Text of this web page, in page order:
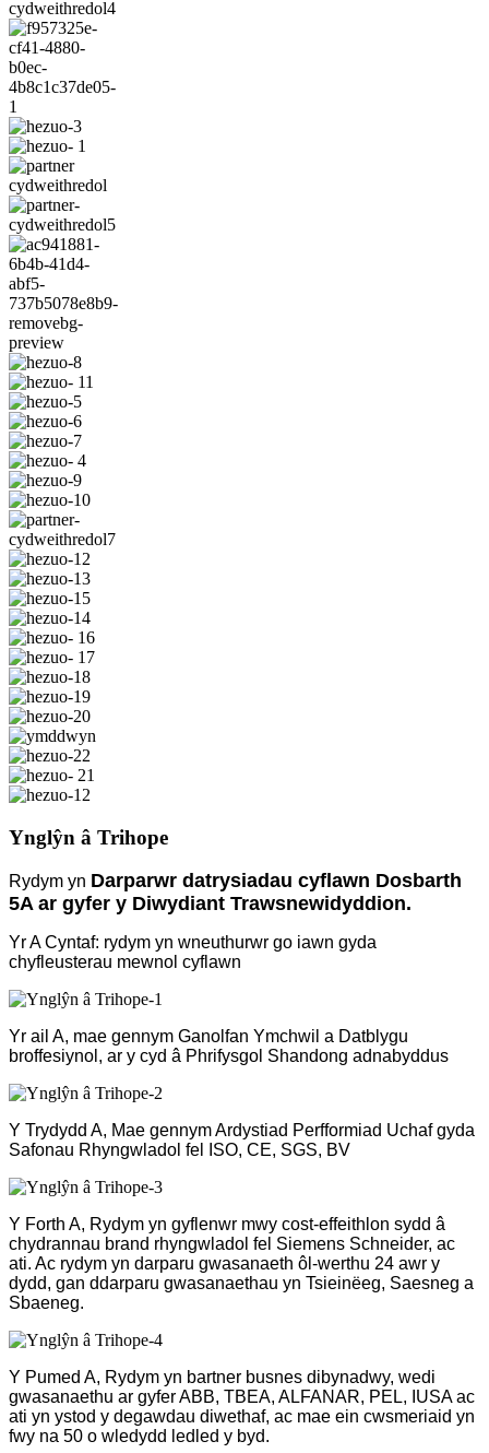
Ynglŷn â Trihope
Rydym yn Darparwr datrysiadau cyflawn Dosbarth
5A ar gyfer y Diwydiant Trawsnewidyddion.
Yr A Cyntaf: rydym yn wneuthurwr go iawn gyda
chyfleusterau mewnol cyflawn
Yr ail A, mae gennym Ganolfan Ymchwil a Datblygu
broffesiynol, ar y cyd â Phrifysgol Shandong adnabyddus
Y Trydydd A, Mae gennym Ardystiad Perfformiad Uchaf gyda
Safonau Rhyngwladol fel ISO, CE, SGS, BV
Y Forth A, Rydym yn gyflenwr mwy cost-effeithlon sydd â
chydrannau brand rhyngwladol fel Siemens Schneider, ac
ati. Ac rydym yn darparu gwasanaeth ôl-werthu 24 awr y
dydd, gan ddarparu gwasanaethau yn Tsieinëeg, Saesneg a
Sbaeneg.
Y Pumed A, Rydym yn bartner busnes dibynadwy, wedi
gwasanaethu ar gyfer ABB, TBEA, ALFANAR, PEL, IUSA ac
ati yn ystod y degawdau diwethaf, ac mae ein cwsmeriaid yn
fwy na 50 o wledydd ledled y byd.